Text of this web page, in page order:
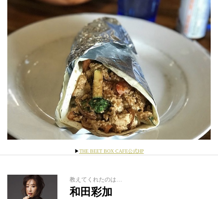
▶THE BEET BOX CAFE公式HP
教えてくれたのは…
和田彩加